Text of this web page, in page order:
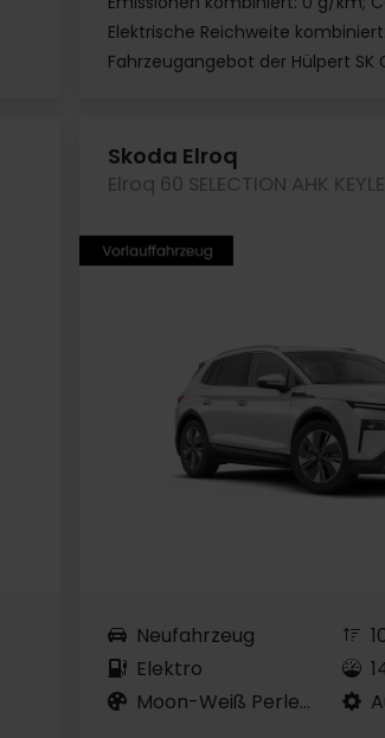
Elektrische Reichweite
Fahrzeugangebot der Hülpert SK
Skoda Elroq
Elroq 60 SELECTION AHK
Neufahrzeug
Elektro
Moon-Weiß Perleffekt